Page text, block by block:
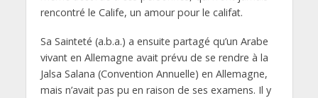
rencontré le Calife, un amour pour le califat.
Sa Sainteté (a.b.a.) a ensuite partagé qu’un Arabe
vivant en Allemagne avait prévu de se rendre à la
Jalsa Salana (Convention Annuelle) en Allemagne,
mais n’avait pas pu en raison de ses examens. Il y